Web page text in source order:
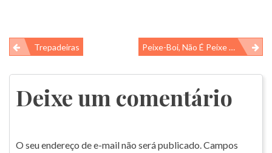
Navegação
de
Post
Trepadeiras Peixe-Boi, Não É Peixe E Nem Boi!!
Deixe um comentário
O seu endereço de e-mail não será publicado. Campos